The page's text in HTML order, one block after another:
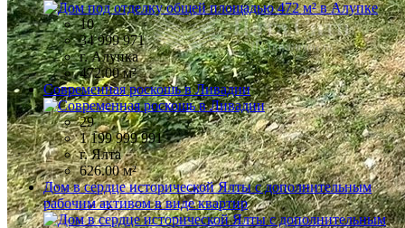
10
34 999 971
г. Алупка
472.00 м²
Современная роскошь в Ливадии
29
1 199 999 991
г. Ялта
626.00 м²
Дом в сердце исторической Ялты с дополнительным
рабочим активом в виде квартир